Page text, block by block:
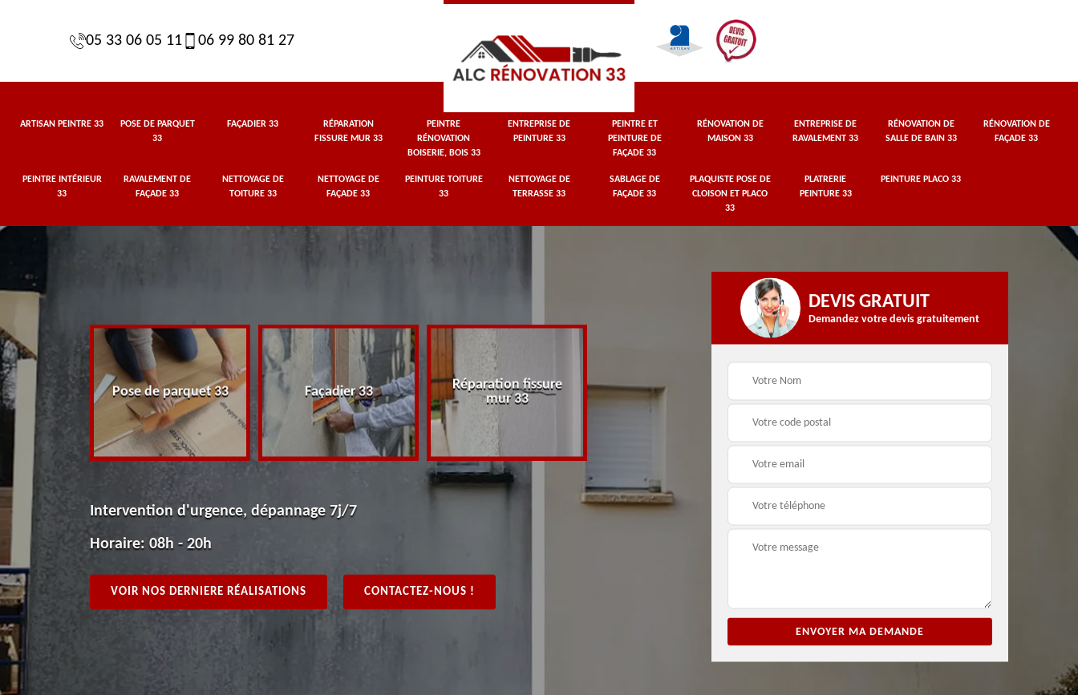
05 33 06 05 11 06 99 80 81 27
ARTISAN PEINTRE 33
POSE DE PARQUET
33
FAÇADIER 33
RÉPARATION
FISSURE MUR 33
PEINTRE
RÉNOVATION
BOISERIE, BOIS 33
ENTREPRISE DE
PEINTURE 33
PEINTRE ET
PEINTURE DE
FAÇADE 33
RÉNOVATION DE
MAISON 33
ENTREPRISE DE
RAVALEMENT 33
RÉNOVATION DE
SALLE DE BAIN 33
RÉNOVATION DE
FAÇADE 33
PEINTRE INTÉRIEUR
33
RAVALEMENT DE
FAÇADE 33
NETTOYAGE DE
TOITURE 33
NETTOYAGE DE
FAÇADE 33
PEINTURE TOITURE
33
NETTOYAGE DE
TERRASSE 33
SABLAGE DE
FAÇADE 33
PLAQUISTE POSE DE
CLOISON ET PLACO
33
PLATRERIE
PEINTURE 33
PEINTURE PLACO 33
33 Pose de parquet 33 Façadier 33
Réparation fissure
mur 33
Peintre rénovation
boiserie, bois 33
Entreprise de peinture
33
façade 33
Intervention d'urgence, dépannage 7j/7
Horaire: 08h - 20h
VOIR NOS DERNIERE RÉALISATIONS CONTACTEZ-NOUS !
DEVIS GRATUIT
Demandez votre devis gratuitement